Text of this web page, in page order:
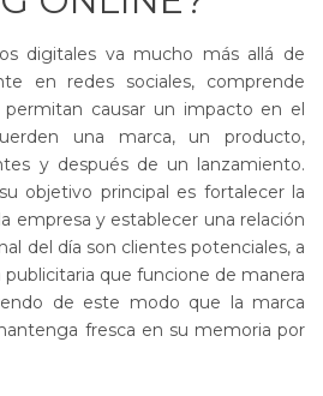
digitales va mucho más allá de
en redes sociales, comprende
causar un impacto en el
una marca, un producto,
y después de un lanzamiento.
objetivo principal es fortalecer la
empresa y establecer una relación
del día son clientes potenciales, a
que funcione de manera
de este modo que la marca
fresca en su memoria por